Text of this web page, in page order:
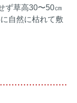
ず草高30〜50㎝
自然に枯れて敷